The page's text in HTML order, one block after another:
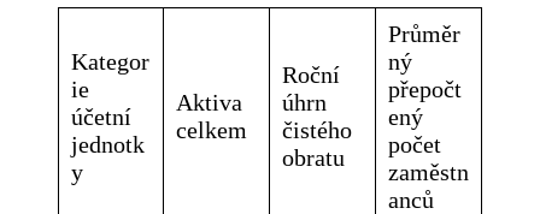
Kategor
ie
účetní
jednotk
y
Aktiva
celkem
Roční
úhrn
čistého
obratu
Průměr
ný
přepočt
ený
počet
zaměstn
anců